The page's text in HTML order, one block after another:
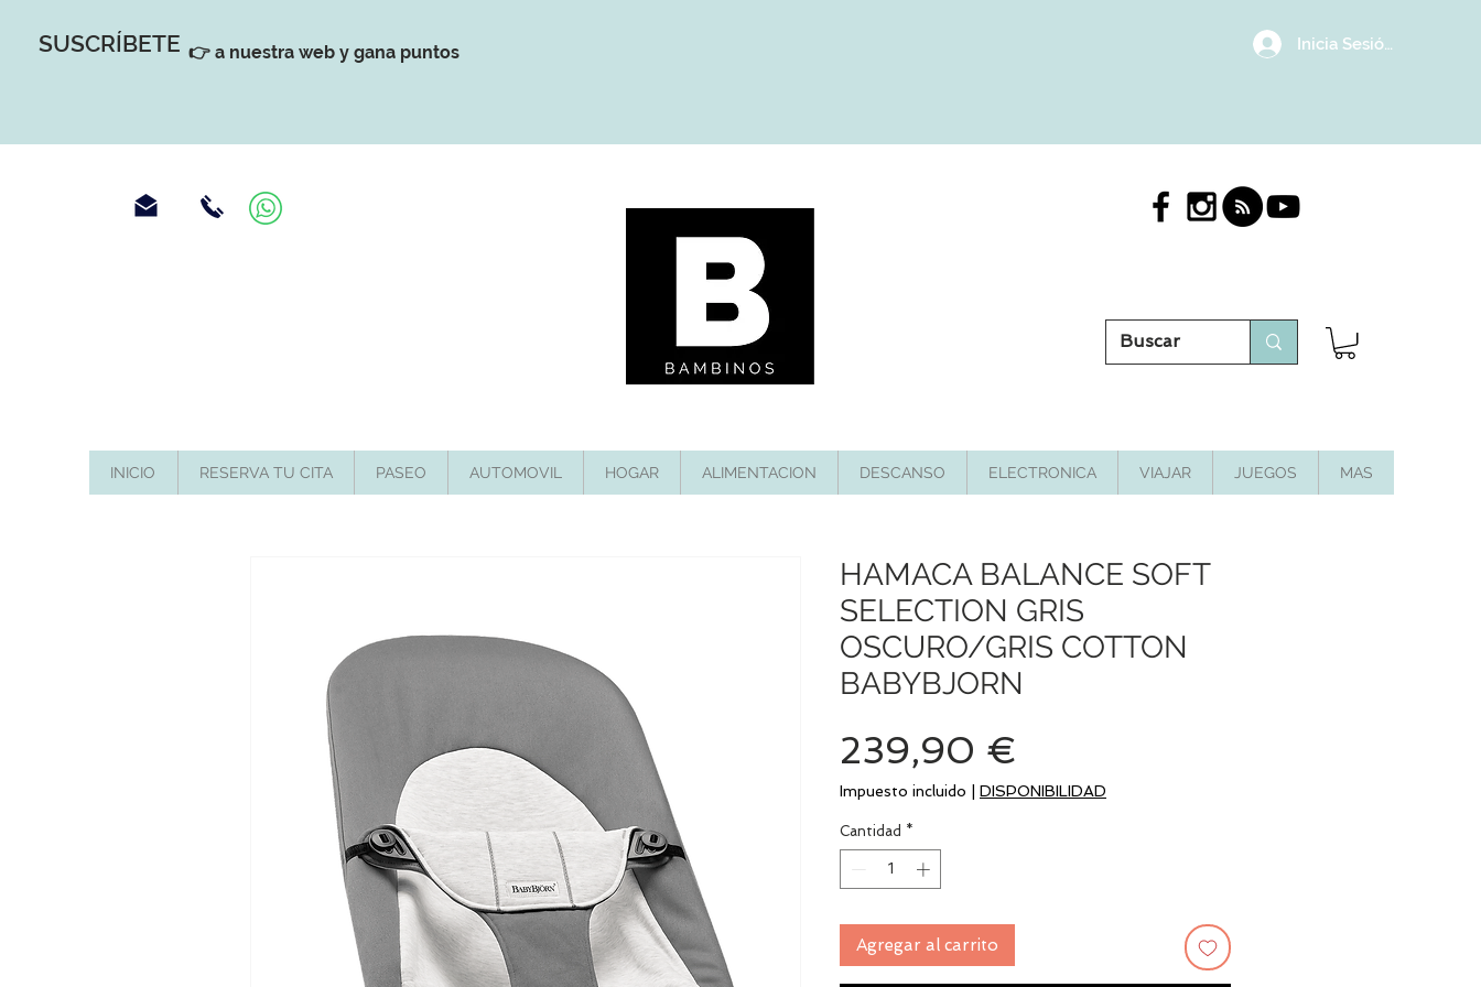
SUSCRÍBETE 👉 a nuestra web y gana puntos Inicia Sesión/
INICIO RESERVA TU CITA PASEO AUTOMOVIL HOGAR ALIMENTACION DESCANSO ELECTRONICA VIAJAR JUEGOS MAS
HAMACA BALANCE SOFT
SELECTION GRIS
OSCURO/GRIS COTTON
BABYBJORN
239,90 €
Impuesto incluido DISPONIBILIDAD
Cantidad *
Agregar al carrito